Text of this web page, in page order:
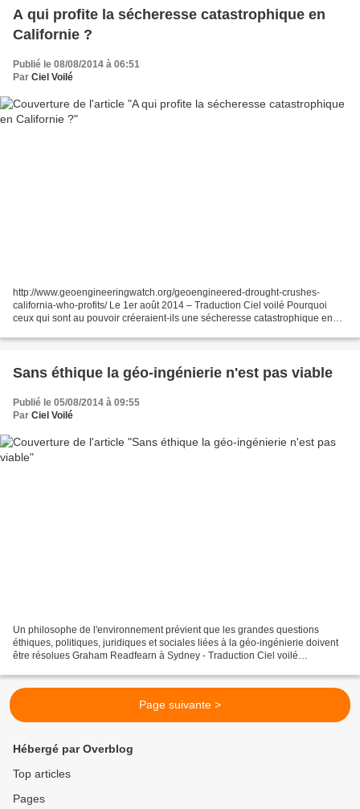
A qui profite la sécheresse catastrophique en
Californie ?
Publié le 08/08/2014 à 06:51
Par Ciel Voilé
http://www.geoengineeringwatch.org/geoengineered-drought-crushes-
california-who-profits/ Le 1er août 2014 – Traduction Ciel voilé Pourquoi
ceux qui sont au pouvoir créeraient-ils une sécheresse catastrophique en
Sans éthique la géo-ingénierie n'est pas viable
Publié le 05/08/2014 à 09:55
Par Ciel Voilé
Un philosophe de l'environnement prévient que les grandes questions
éthiques, politiques, juridiques et sociales liées à la géo-ingénierie doivent
être résolues Graham Readfearn à Sydney - Traduction Ciel voilé
Page suivante >
Hébergé par Overblog
Top articles
Pages